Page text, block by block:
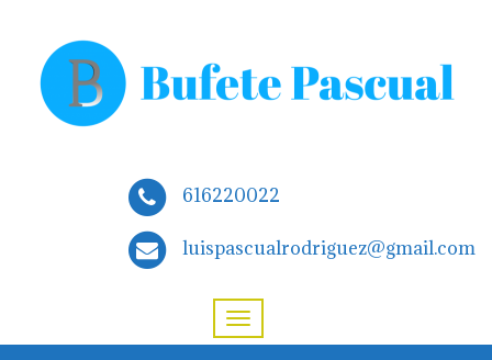
616220022
luispascualrodriguez@gmail.com